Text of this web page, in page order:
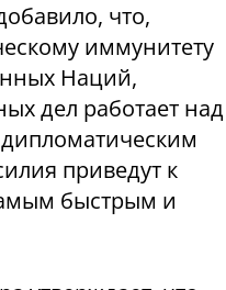
что,
иммунитету
Наций,
дел работает над
приведут к
быстрым и